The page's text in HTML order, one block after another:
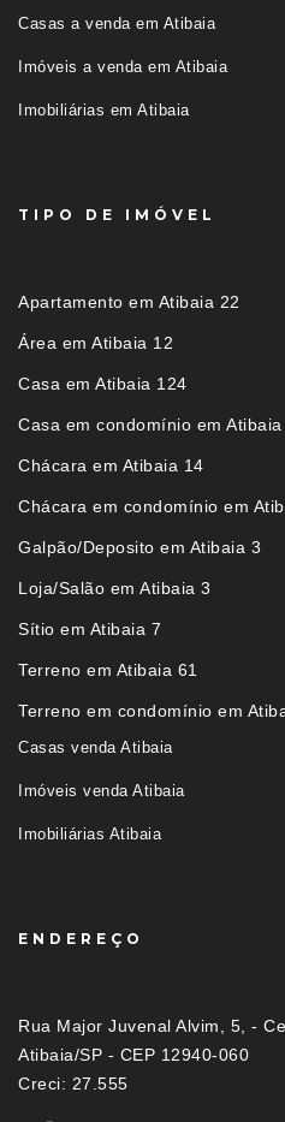
Casas a venda em Atibaia
Imóveis a venda em Atibaia
Imobiliárias em Atibaia
TIPO DE IMÓVEL
Apartamento em Atibaia 22
Área em Atibaia 12
Casa em Atibaia 124
Casa em condomínio em
Chácara em Atibaia 14
Chácara em condomínio em
Galpão/Deposito em Atibaia 3
Loja/Salão em Atibaia 3
Sítio em Atibaia 7
Terreno em Atibaia 61
Terreno em condomínio em
Casas venda Atibaia
Imóveis venda Atibaia
Imobiliárias Atibaia
ENDEREÇO
Rua Major Juvenal Alvim, 5, -
Atibaia/SP - CEP 12940-060
Creci: 27.555